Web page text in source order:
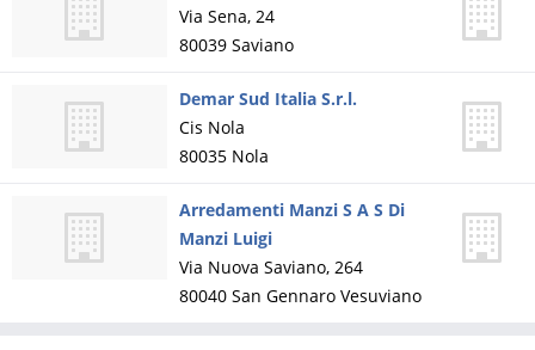
Via Sena, 24
80039 Saviano
Demar Sud Italia S.r.l.
Cis Nola
80035 Nola
Arredamenti Manzi S A S Di
Manzi Luigi
Via Nuova Saviano, 264
80040 San Gennaro Vesuviano